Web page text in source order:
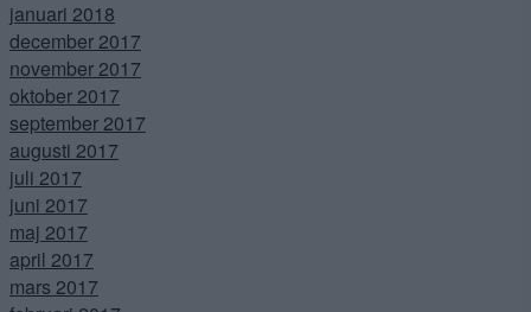
januari 2018
december 2017
november 2017
oktober 2017
september 2017
augusti 2017
juli 2017
juni 2017
maj 2017
april 2017
mars 2017